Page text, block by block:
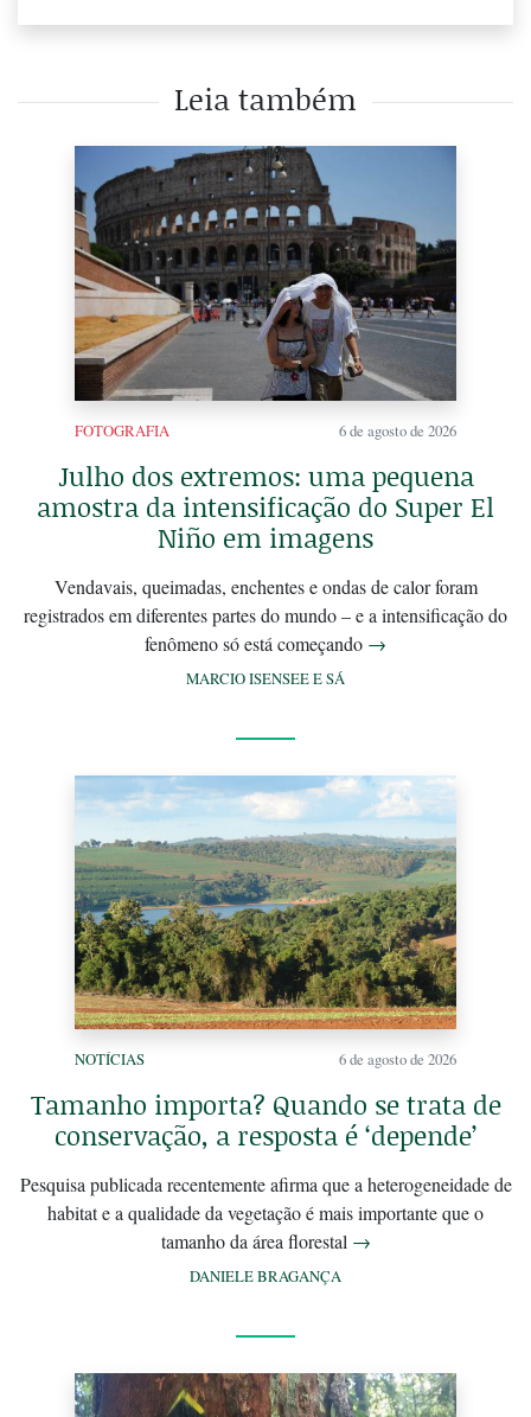
Leia também
FOTOGRAFIA 6 de agosto de 2026
Julho dos extremos: uma pequena
amostra da intensificação do Super El
Niño em imagens
Vendavais, queimadas, enchentes e ondas de calor foram
registrados em diferentes partes do mundo – e a intensificação do
fenômeno só está começando →
MARCIO ISENSEE E SÁ
NOTÍCIAS 6 de agosto de 2026
Tamanho importa? Quando se trata de
conservação, a resposta é ‘depende’
Pesquisa publicada recentemente afirma que a heterogeneidade de
habitat e a qualidade da vegetação é mais importante que o
tamanho da área florestal →
DANIELE BRAGANÇA